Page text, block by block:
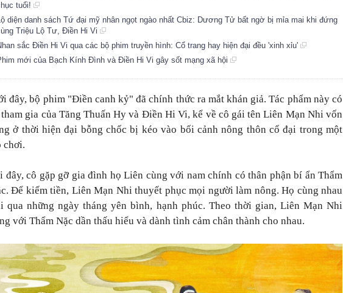
tuổi!
diện danh sách Tứ đại mỹ nhân ngọt ngào nhất Cbiz: Dương Tử bất ngờ bị mỉa mai khi đứng
Triệu Lộ Tư, Điền Hi Vi
sắc Điền Hi Vi qua các bộ phim truyền hình: Cổ trang hay hiện đại đều 'xinh xỉu'
mới của Bạch Kính Đình và Điền Hi Vi gây sốt mạng xã hội
đây, bộ phim "Điền canh kỷ" đã chính thức ra mắt khán giả. Tác phẩm này có
tham gia của Tăng Thuấn Hy và Điền Hi Vi, kể về cô gái tên Liên Mạn Nhi vốn
ở thời hiện đại bỗng chốc bị kéo vào bối cảnh nông thôn cổ đại trong một
chơi.
đây, cô gặp gỡ gia đình họ Liên cùng với nam chính có thân phận bí ẩn Thẩm
Để kiếm tiền, Liên Mạn Nhi thuyết phục mọi người làm nông. Họ cùng nhau
qua những ngày tháng yên bình, hạnh phúc. Theo thời gian, Liên Mạn Nhi
với Thẩm Nặc dần thấu hiểu và dành tình cảm chân thành cho nhau.